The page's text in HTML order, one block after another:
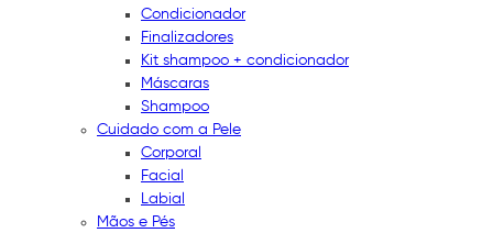
Condicionador
Finalizadores
Kit shampoo + condicionador
Máscaras
Shampoo
Cuidado com a Pele
Corporal
Facial
Labial
Mãos e Pés